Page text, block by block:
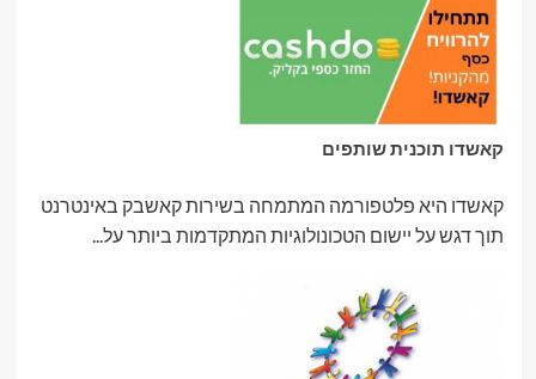
קאשדו תוכנית שותפים
קאשדו היא פלטפורמה המתמחה בשירות קאשבק באינטרנט
תוך דגש על יישום הטכונולוגיות המתקדמות ביותר על...